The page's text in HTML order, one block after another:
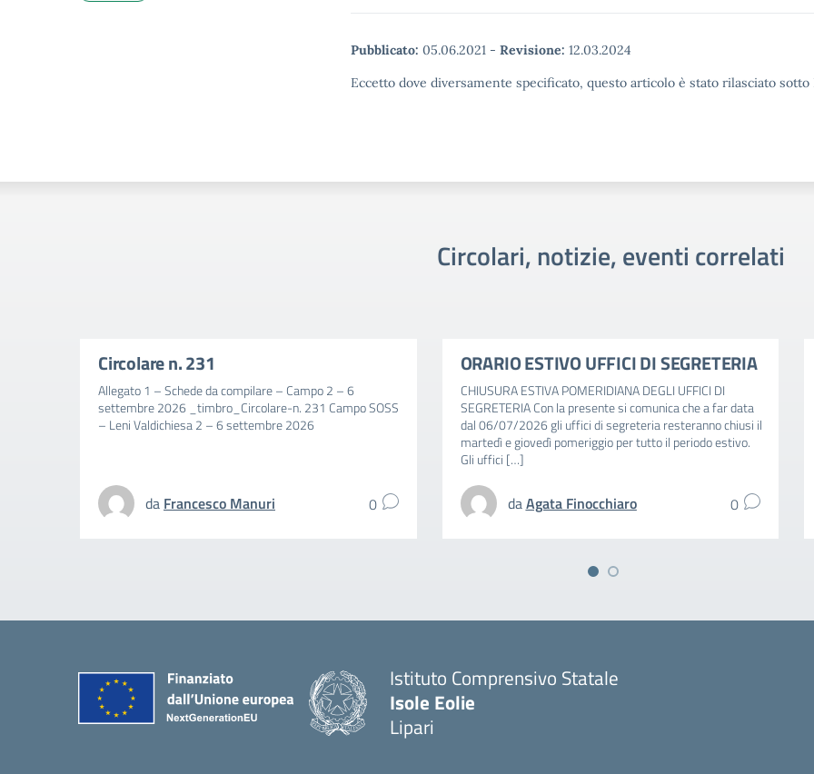
Pubblicato: 05.06.2021 - Revisione: 12.03.2024
Eccetto dove diversamente specificato, questo articolo è stato rilasciato
Circolari, notizie, eventi correlati
Circolare n. 231
Allegato 1 – Schede da compilare – Campo 2 – 6
settembre 2026 _timbro_Circolare-n. 231 Campo SOSS
– Leni Valdichiesa 2 – 6 settembre 2026
da Francesco Manuri 0
ORARIO ESTIVO UFFICI DI SEGRETERIA
CHIUSURA ESTIVA POMERIDIANA DEGLI UFFICI DI
SEGRETERIA Con la presente si comunica che a far data
dal 06/07/2026 gli uffici di segreteria resteranno chiusi il
martedì e giovedì pomeriggio per tutto il periodo estivo.
Gli uffici […]
daAgata Finocchiaro 0
Istituto Comprensivo Statale
Isole Eolie
Lipari